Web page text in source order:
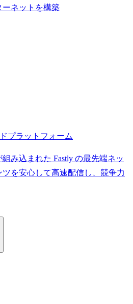
ネットを構築
プラットフォーム
み込まれた Fastly の最先端ネッ
ツを安心して高速配信し、競争力